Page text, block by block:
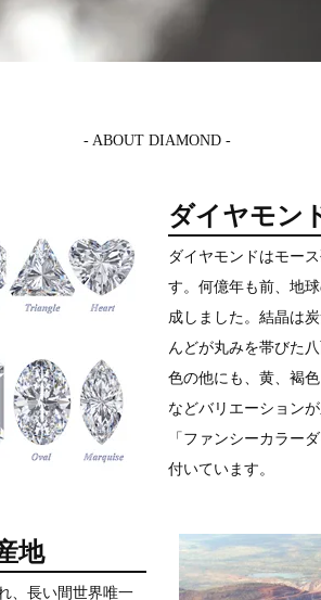
- ABOUT DIAMOND -
ダイヤモン
ダイヤモンドはモー
す。何億年も前、地
成しました。結晶は
んどが丸みを帯びた
色の他にも、黄、褐
などバリエーション
「ファンシーカラー
付いています。
地
、長い間世界唯一